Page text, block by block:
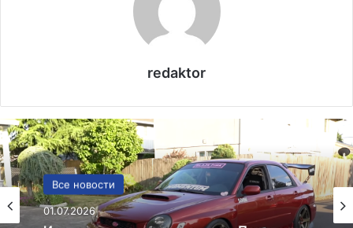
redaktor
Все новости
Политика
24.06.2025